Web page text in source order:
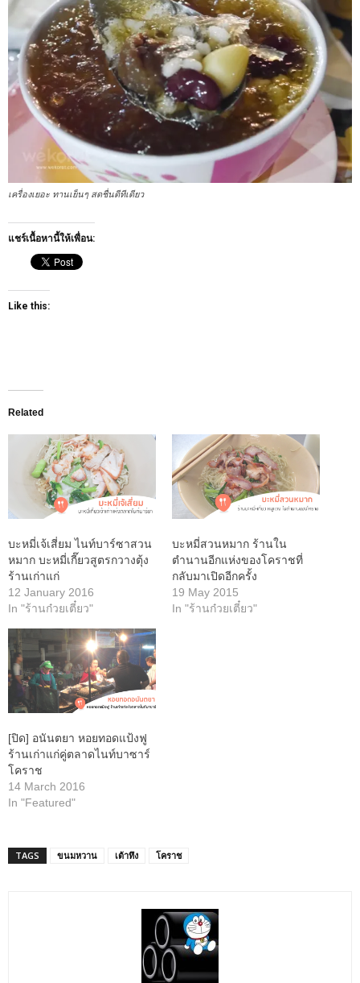
เครื่องเยอะ ทานเย็นๆ สดชื่นดีทีเดียว
แชร์เนื้อหานี้ให้เพื่อน:
Like this:
Related
บะหมี่เจ้เสี่ยม ไนท์บาร์ซาสวน
หมาก บะหมี่เกี๊ยวสูตรกวางตุ้ง
ร้านเก่าแก่
12 January 2016
In "ร้านก๋วยเตี๋ยว"
บะหมี่สวนหมาก ร้านใน
ตำนานอีกแห่งของโคราชที่
กลับมาเปิดอีกครั้ง
19 May 2015
In "ร้านก๋วยเตี๋ยว"
[ปิด] อนันตยา หอยทอดแป้งฟู
ร้านเก่าแก่คู่ตลาดไนท์บาซาร์
โคราช
14 March 2016
In "Featured"
TAGS ขนมหวาน เต้าทึง โคราช